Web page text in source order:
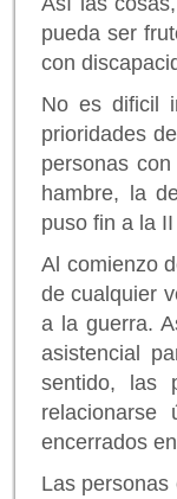
pueda ser
con
No es dificil
prioridades
personas
hambre, la
puso fin a la
Al comienzo
de cualquier
a la guerra.
asistencial
sentido, las
relacionarse
encerrados
Las